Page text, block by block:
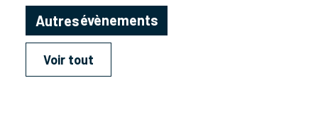
Autresévènements
Voir tout